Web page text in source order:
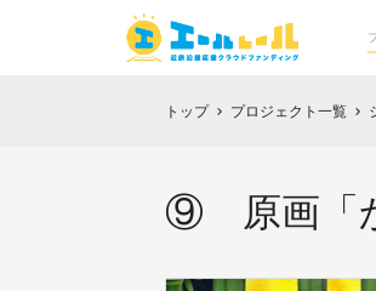
トップ chevron_right プロジェクト一覧 chevron_right
⑨ 原画「